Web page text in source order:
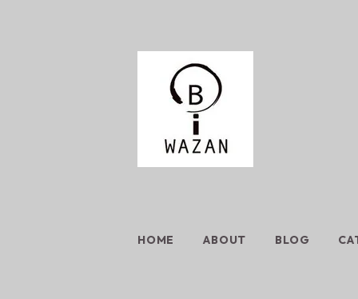
HOME ABOUT BLOG